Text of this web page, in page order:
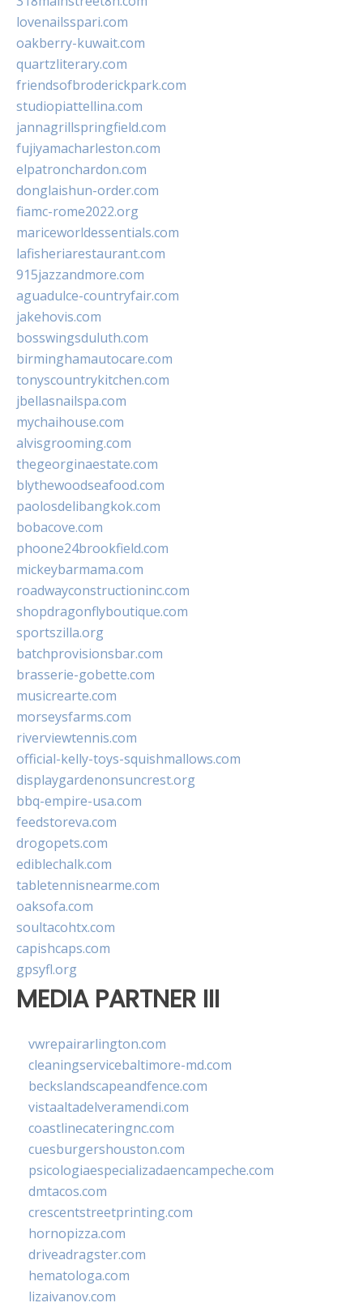
lovenailsspari.com
oakberry-kuwait.com
quartzliterary.com
friendsofbroderickpark.com
studiopiattellina.com
jannagrillspringfield.com
fujiyamacharleston.com
elpatronchardon.com
donglaishun-order.com
fiamc-rome2022.org
mariceworldessentials.com
lafisheriarestaurant.com
915jazzandmore.com
aguadulce-countryfair.com
jakehovis.com
bosswingsduluth.com
birminghamautocare.com
tonyscountrykitchen.com
jbellasnailspa.com
mychaihouse.com
alvisgrooming.com
thegeorginaestate.com
blythewoodseafood.com
paolosdelibangkok.com
bobacove.com
phoone24brookfield.com
mickeybarmama.com
roadwayconstructioninc.com
shopdragonflyboutique.com
sportszilla.org
batchprovisionsbar.com
brasserie-gobette.com
musicrearte.com
morseysfarms.com
riverviewtennis.com
official-kelly-toys-squishmallows.com
displaygardenonsuncrest.org
bbq-empire-usa.com
feedstoreva.com
drogopets.com
ediblechalk.com
tabletennisnearme.com
oaksofa.com
soultacohtx.com
capishcaps.com
gpsyfl.org
MEDIA PARTNER III
vwrepairarlington.com
cleaningservicebaltimore-md.com
beckslandscapeandfence.com
vistaaltadelveramendi.com
coastlinecateringnc.com
cuesburgershouston.com
psicologiaespecializadaencampeche.com
dmtacos.com
crescentstreetprinting.com
hornopizza.com
driveadragster.com
hematologa.com
lizaivanov.com